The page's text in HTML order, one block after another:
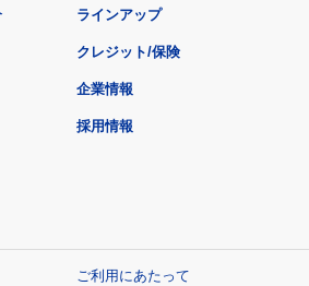
ラインアップ
クレジット/保険
企業情報
採用情報
ご利用にあたって